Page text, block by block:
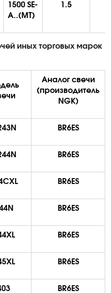
1500 SE-
A..(MT)
1.5
иных торговых марок
Аналог свечи
(производитель
NGK)
BR6ES
BR6ES
BR6ES
BR6ES
BR6ES
BR6ES
BR6ES